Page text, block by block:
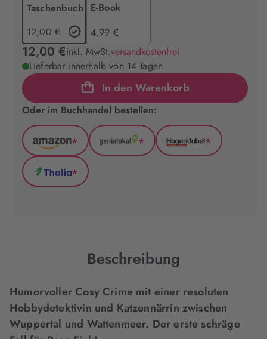
Taschenbuch
12,00 €
E-Book
4,99 €
12,00 €inkl. MwSt.versandkostenfrei
Lieferbar innerhalb von 14 Tagen
In den Warenkorb
Oder im Buchhandel bestellen:
Amazon
(wird
in
neuem
*
GenialLokal
*
Hugendubel
*
Thalia
*
Beschreibung
Humorvoller Cosy Crime mit einer resoluten
Hobbydetektivin und Katzennärrin zwischen
Wuppertal und Wattenmeer. Der erste schräge